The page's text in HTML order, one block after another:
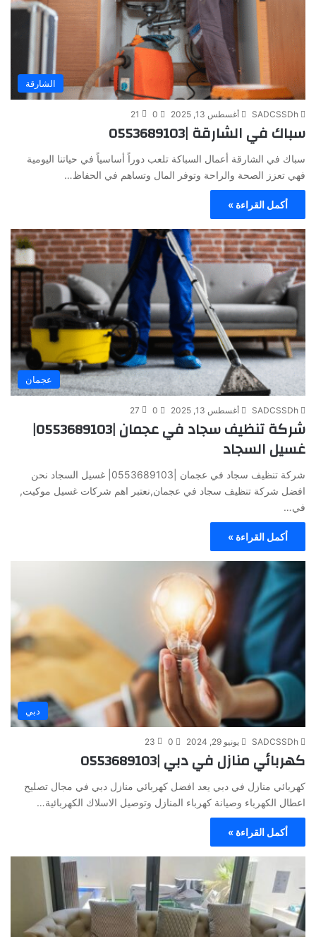
الشارقة
SADCSSDh أغسطس 13, 2025 0
21
سباك في الشارقة |0553689103
سباك في الشارقة أعمال السباكة تلعب دوراً أساسياً في حياتنا اليومية
فهي تعزز الصحة والراحة وتوفر المال وتساهم في الحفاظ…
أكمل القراءة »
عجمان
SADCSSDh أغسطس 13, 2025 0
27
شركة تنظيف سجاد في عجمان |0553689103|
غسيل السجاد
شركة تنظيف سجاد في عجمان |0553689103| غسيل السجاد نحن
افضل شركة تنظيف سجاد في عجمان,نعتبر اهم شركات غسيل موكيت,
في…
أكمل القراءة »
دبي
SADCSSDh يونيو 29, 2024 0
23
كهربائي منازل في دبي |0553689103
كهربائي منازل في دبي يعد افضل كهربائي منازل دبي في مجال تصليح
اعطال الكهرباء وصيانة كهرباء المنازل وتوصيل الاسلاك الكهربائية…
أكمل القراءة »